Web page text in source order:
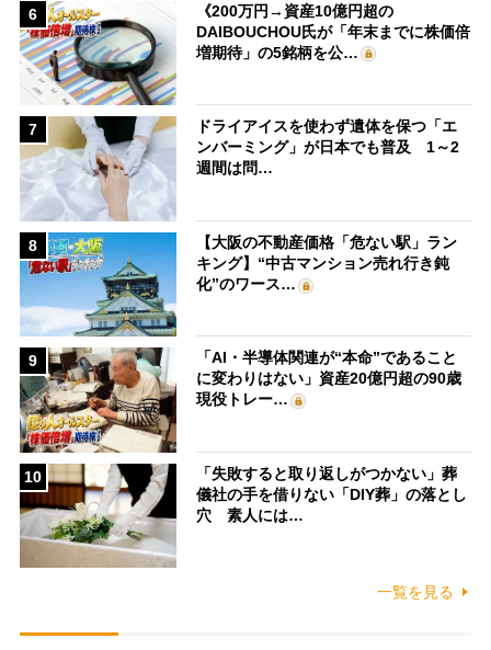
6
《200万円→資産10億円超の
DAIBOUCHOU氏が「年末までに株価倍
増期待」の5銘柄を公…
7
ドライアイスを使わず遺体を保つ「エ
ンバーミング」が日本でも普及 1～2
週間は問…
8
【大阪の不動産価格「危ない駅」ラン
キング】“中古マンション売れ行き鈍
化”のワース…
9
「AI・半導体関連が“本命”であること
に変わりはない」資産20億円超の90歳
現役トレー…
10
「失敗すると取り返しがつかない」葬
儀社の手を借りない「DIY葬」の落とし
穴 素人には…
一覧を見る